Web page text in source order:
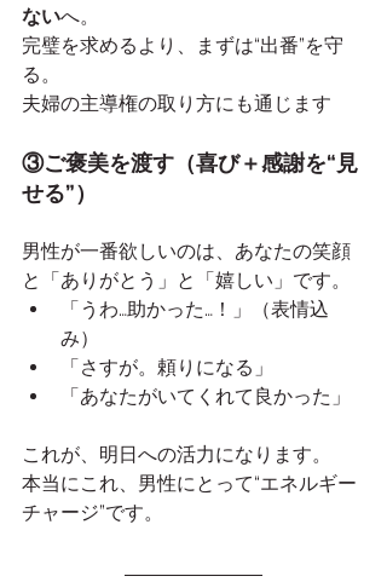
ないへ。
完璧を求めるより、まずは“出番”を守
る。
夫婦の主導権の取り方にも通じます
③ご褒美を渡す（喜び＋感謝を“見
せる”）
男性が一番欲しいのは、あなたの笑顔
と「ありがとう」と「嬉しい」です。
「うわ…助かった…！」（表情込
み）
「さすが。頼りになる」
「あなたがいてくれて良かった」
これが、明日への活力になります。
本当にこれ、男性にとって“エネルギー
チャージ”です。